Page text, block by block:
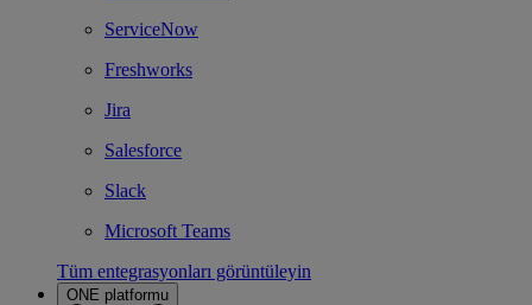
ServiceNow
Freshworks
Jira
Salesforce
Slack
Microsoft Teams
Tüm entegrasyonları görüntüleyin
ONE platformu